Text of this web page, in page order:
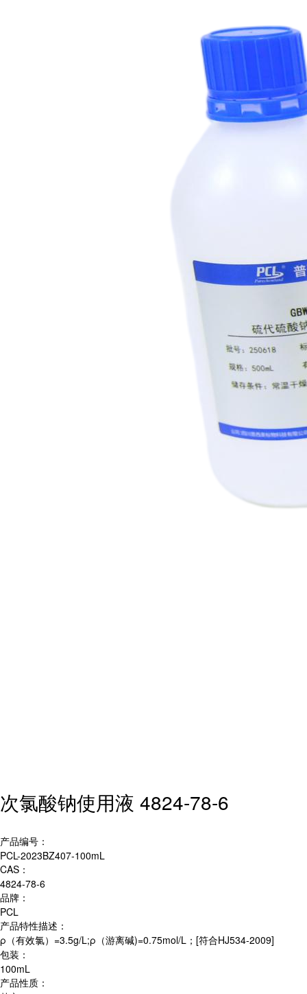
次氯酸钠使用液 4824-78-6
产品编号：
PCL-2023BZ407‐100mL
CAS：
4824-78-6
品牌：
PCL
产品特性描述：
ρ（有效氯）=3.5g/L;ρ（游离碱)=0.75mol/L；[符合HJ534-2009]
包装：
100mL
产品性质：